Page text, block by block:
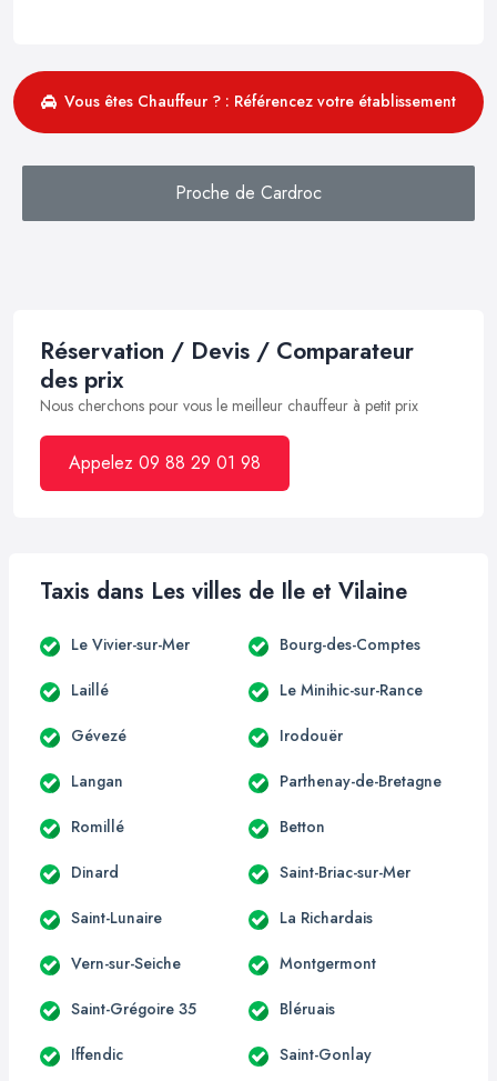
Vous êtes Chauffeur ? : Référencez votre établissement
Proche de Cardroc
Réservation / Devis / Comparateur
des prix
Nous cherchons pour vous le meilleur chauffeur à petit prix
Appelez 09 88 29 01 98
Taxis dans Les villes de Ile et Vilaine
Le Vivier-sur-Mer Bourg-des-Comptes
Laillé Le Minihic-sur-Rance
Gévezé Irodouër
Langan Parthenay-de-Bretagne
Romillé Betton
Dinard Saint-Briac-sur-Mer
Saint-Lunaire La Richardais
Vern-sur-Seiche Montgermont
Saint-Grégoire 35 Bléruais
Iffendic Saint-Gonlay